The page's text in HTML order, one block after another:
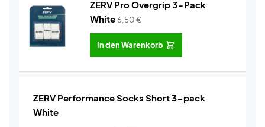
ZERV Pro Overgrip 3-Pack
White6,50€
In den Warenkorb
ZERV Performance Socks Short 3-pack
White